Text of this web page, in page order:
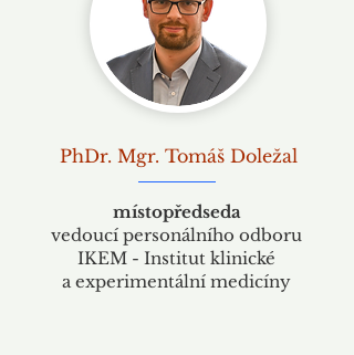
PhDr. Mgr. Tomáš Doležal
místopředseda
vedoucí personálního odboru
IKEM - Institut klinické
aexperimentální medicíny